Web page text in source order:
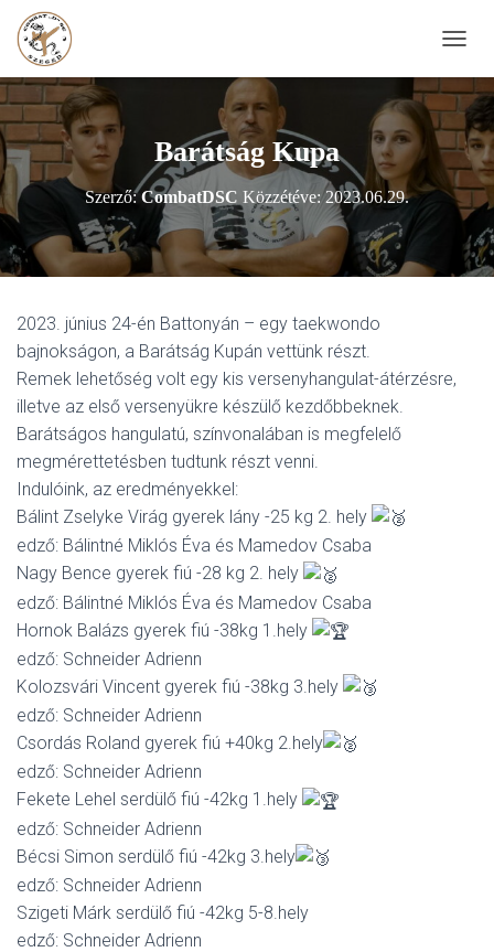
A
V
I
Ó
A
Barátság Kupa
Szerző:CombatDSC Közzétéve:2023.06.29.
2023. június 24-én Battonyán – egy taekwondo
bajnokságon, a Barátság Kupán vettünk részt.
Remek lehetőség volt egy kis versenyhangulat-átérzésre,
illetve az első versenyükre készülő kezdőbbeknek.
Barátságos hangulatú, színvonalában is megfelelő
megmérettetésben tudtunk részt venni.
Indulóink, az eredményekkel:
Bálint Zselyke Virág gyerek lány -25 kg 2. hely
edző: Bálintné Miklós Éva és Mamedov Csaba
Nagy Bence gyerek fiú -28 kg 2. hely
edző: Bálintné Miklós Éva és Mamedov Csaba
Hornok Balázs gyerek fiú -38kg 1.hely
edző: Schneider Adrienn
Kolozsvári Vincent gyerek fiú -38kg 3.hely
edző: Schneider Adrienn
Csordás Roland gyerek fiú +40kg 2.hely
edző: Schneider Adrienn
Fekete Lehel serdülő fiú -42kg 1.hely
edző: Schneider Adrienn
Bécsi Simon serdülő fiú -42kg 3.hely
edző: Schneider Adrienn
Szigeti Márk serdülő fiú -42kg 5-8.hely
edző: Schneider Adrienn